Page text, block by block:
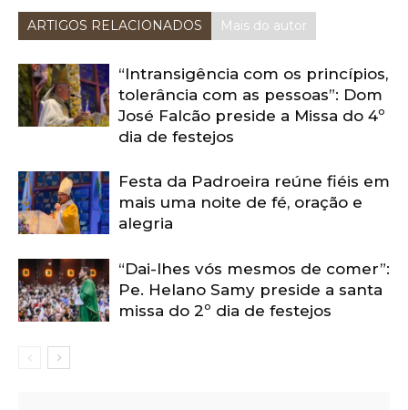
ARTIGOS RELACIONADOS Mais do autor
“Intransigência com os princípios,
tolerância com as pessoas”: Dom
José Falcão preside a Missa do 4º
dia de festejos
Festa da Padroeira reúne fiéis em
mais uma noite de fé, oração e
alegria
“Dai-lhes vós mesmos de comer”:
Pe. Helano Samy preside a santa
missa do 2º dia de festejos